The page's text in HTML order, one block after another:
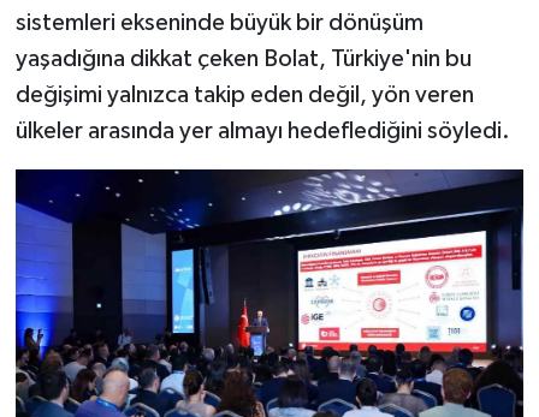
sistemleri ekseninde büyük bir dönüşüm
yaşadığına dikkat çeken Bolat, Türkiye'nin bu
değişimi yalnızca takip eden değil, yön veren
ülkeler arasında yer almayı hedeflediğini söyledi.